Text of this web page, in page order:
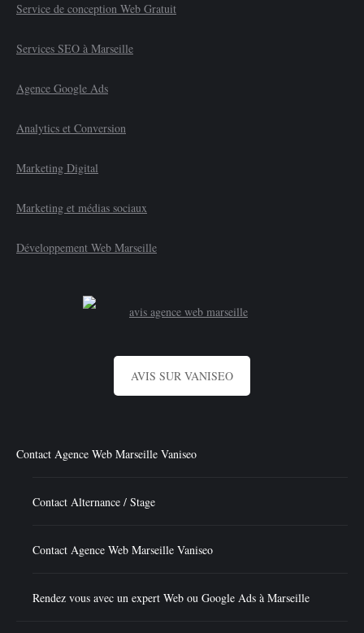
Service de conception Web Gratuit
Services SEO à Marseille
Agence Google Ads
Analytics et Conversion
Marketing Digital
Marketing et médias sociaux
Développement Web Marseille
AVIS SUR VANISEO
Contact Agence Web Marseille Vaniseo
Contact Alternance / Stage
Contact Agence Web Marseille Vaniseo
Rendez vous avec un expert Web ou Google Ads à Marseille